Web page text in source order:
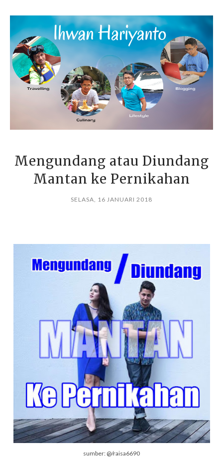
Mengundang atau Diundang
Mantan ke Pernikahan
SELASA, 16 JANUARI 2018
sumber: @/raisa6690